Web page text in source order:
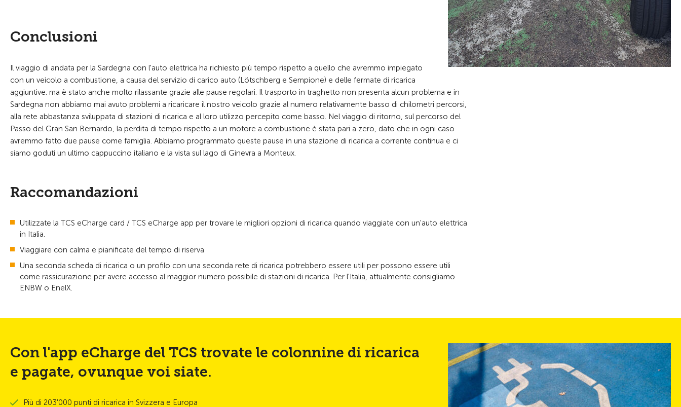
Conclusioni
Il viaggio di andata per la Sardegna con l'auto elettrica ha richiesto più tempo rispetto a quello che avremmo impiegato
con un veicolo a combustione, a causa del servizio di carico auto (Lötschberg e Sempione) e delle fermate di ricarica
aggiuntive. ma è stato anche molto rilassante grazie alle pause regolari. Il trasporto in traghetto non presenta alcun problema e in
Sardegna non abbiamo mai avuto problemi a ricaricare il nostro veicolo grazie al numero relativamente basso di chilometri percorsi,
alla rete abbastanza sviluppata di stazioni di ricarica e al loro utilizzo percepito come basso. Nel viaggio di ritorno, sul percorso del
Passo del Gran San Bernardo, la perdita di tempo rispetto a un motore a combustione è stata pari a zero, dato che in ogni caso
avremmo fatto due pause come famiglia. Abbiamo programmato queste pause in una stazione di ricarica a corrente continua e ci
siamo goduti un ultimo cappuccino italiano e la vista sul lago di Ginevra a Monteux.
Raccomandazioni
Utilizzate la TCS eCharge card / TCS eCharge app per trovare le migliori opzioni di ricarica quando viaggiate con un'auto elettrica
in Italia.
Viaggiare con calma e pianificate del tempo di riserva
Una seconda scheda di ricarica o un profilo con una seconda rete di ricarica potrebbero essere utili per possono essere utili
come rassicurazione per avere accesso al maggior numero possibile di stazioni di ricarica. Per l'Italia, attualmente consigliamo
ENBW o EnelX.
Con l'app eCharge del TCS trovate le colonnine di ricarica
e pagate, ovunque voi siate.
Più di 203'000 punti di ricarica in Svizzera e Europa